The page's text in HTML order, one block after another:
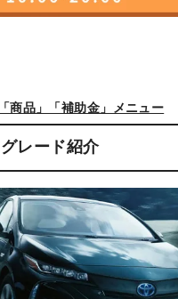
商品」「補助金」メニュー
レード紹介